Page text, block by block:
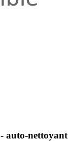
auto-nettoyant